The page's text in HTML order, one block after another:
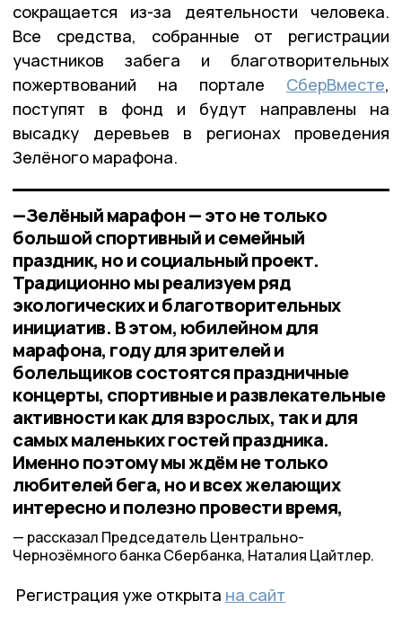
сокращается из-за деятельности человека.
Все средства, собранные от регистрации
участников забега и благотворительных
пожертвований на портале СберВместе,
поступят в фонд и будут направлены на
высадку деревьев в регионах проведения
Зелёного марафона.
—Зелёный марафон — это не только
большой спортивный и семейный
праздник, но и социальный проект.
Традиционно мы реализуем ряд
экологических и благотворительных
инициатив. В этом, юбилейном для
марафона, году для зрителей и
болельщиков состоятся праздничные
концерты, спортивные и развлекательные
активности как для взрослых, так и для
самых маленьких гостей праздника.
Именно поэтому мы ждём не только
любителей бега, но и всех желающих
интересно и полезно провести время,
рассказал Председатель Центрально-
Чернозёмного банка Сбербанка, Наталия Цайтлер.
Регистрация уже открыта на сайт